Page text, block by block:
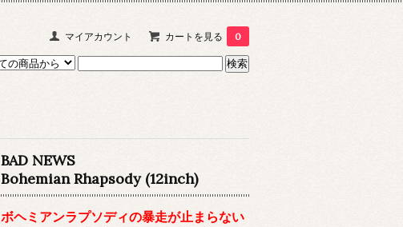
マイアカウント カートを見る 0
BAD NEWS
Bohemian Rhapsody (12inch)
ボヘミアンラプソディの暴走が止まらない